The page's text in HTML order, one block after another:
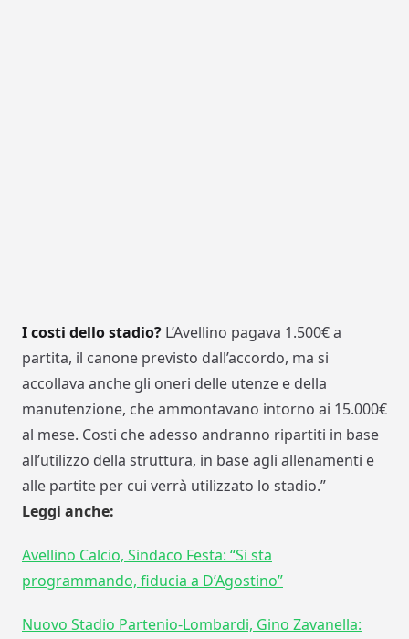
I costi dello stadio? L’Avellino pagava 1.500€ a
partita, il canone previsto dall’accordo, ma si
accollava anche gli oneri delle utenze e della
manutenzione, che ammontavano intorno ai 15.000€
al mese. Costi che adesso andranno ripartiti in base
all’utilizzo della struttura, in base agli allenamenti e
alle partite per cui verrà utilizzato lo stadio.”
Leggi anche:
Avellino Calcio, Sindaco Festa: “Si sta
programmando, fiducia a D’Agostino”
Nuovo Stadio Partenio-Lombardi, Gino Zavanella: